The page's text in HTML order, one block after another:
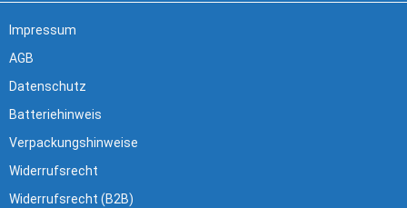
Impressum
AGB
Datenschutz
Batteriehinweis
Verpackungshinweise
Widerrufsrecht
Widerrufsrecht (B2B)